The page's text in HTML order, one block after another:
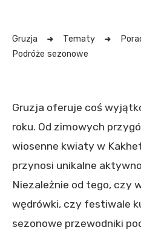
Gruzja Tematy
Podróże sezonowe
Gruzja oferuje coś
roku. Od zimowych
wiosenne kwiaty w
przynosi unikalne
Niezależnie od tego, czy
wędrówki, czy festiwale
sezonowe przewodniki